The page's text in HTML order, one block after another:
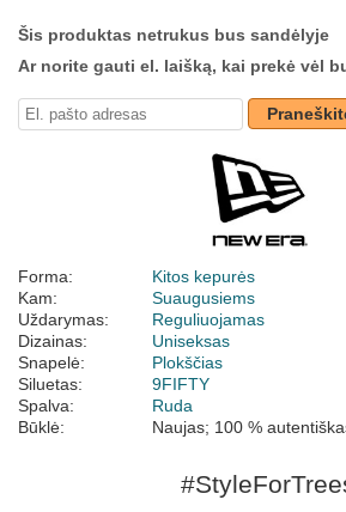
Šis produktas netrukus bus sandėlyje
Ar norite gauti el. laišką, kai prekė vėl
Forma:
Kitos kepurės
Kam:
Suaugusiems
Uždarymas:
Reguliuojamas
Dizainas:
Uniseksas
Snapelė:
Plokščias
Siluetas:
9FIFTY
Spalva:
Ruda
Būklė:
Naujas; 100 %